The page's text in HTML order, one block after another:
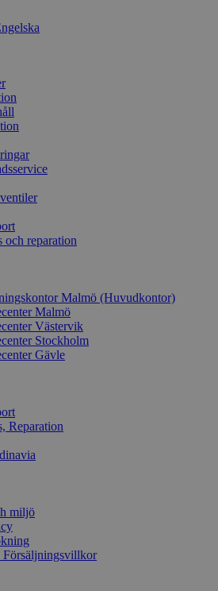
och reparation
Malmö (Huvudkontor)
Malmö
Västervik
Stockholm
Gävle
Reparation
miljö
Försäljningsvillkor